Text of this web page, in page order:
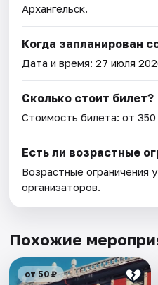
Архангельск.
Когда запланирован
Дата и время:27 июля
Сколько стоит билет?
Стоимость билета: от 350
Есть ли возрастные
Возрастные ограничения
организаторов.
Похожие
от 50 ₽